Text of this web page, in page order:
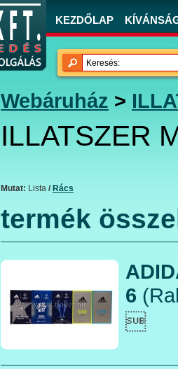
KEZDŐLAP
Webáruház >
ILLATSZER
Mutat: Lista / Rács
termék
6
